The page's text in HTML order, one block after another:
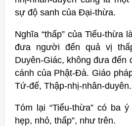
sự độ sanh của Đại-thừa.
Nghĩa “thấp” của Tiểu-thừa
đưa người đến quả vị
Duyên-Giác, không đưa đến
cánh của Phật-Ðà. Giáo
Tứ-đế, Thập-nhị-nhân-duyên.
Tóm lại “Tiểu-thừa” có ba
hẹp, nhỏ, thấp”, như trên.